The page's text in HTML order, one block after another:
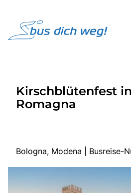
Highlights
Service
Busreisen
Kirschblütenfest
Romagna
Bologna, Modena | Busreise-